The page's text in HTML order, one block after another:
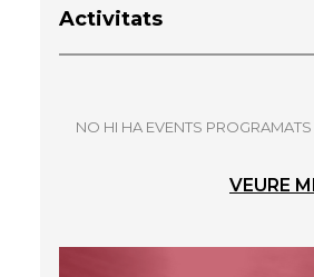
Activitats
NO HI HA EVENTS PROGRAMATS
VEURE